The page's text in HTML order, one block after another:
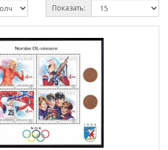
Показать: